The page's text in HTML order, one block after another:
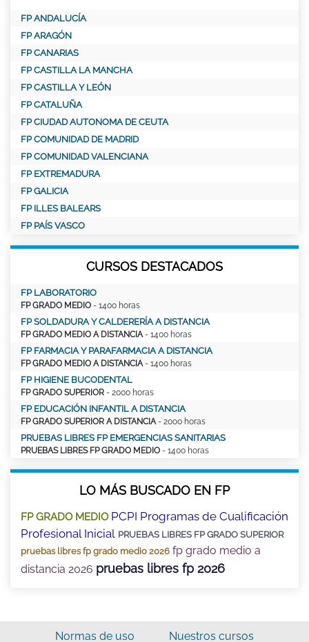
FP ANDALUCÍA
FP ARAGÓN
FP CANARIAS
FP CASTILLA LA MANCHA
FP CASTILLA Y LEÓN
FP CATALUÑA
FP CIUDAD AUTONOMA DE CEUTA
FP COMUNIDAD DE MADRID
FP COMUNIDAD VALENCIANA
FP EXTREMADURA
FP GALICIA
FP ILLES BALEARS
FP PAÍS VASCO
CURSOS DESTACADOS
FP LABORATORIO
FP GRADO MEDIO - 1400 horas
FP SOLDADURA Y CALDERERÍA A DISTANCIA
FP GRADO MEDIO A DISTANCIA - 1400 horas
FP FARMACIA Y PARAFARMACIA A DISTANCIA
FP GRADO MEDIO A DISTANCIA - 1400 horas
FP HIGIENE BUCODENTAL
FP GRADO SUPERIOR - 2000 horas
FP EDUCACIÓN INFANTIL A DISTANCIA
FP GRADO SUPERIOR A DISTANCIA - 2000 horas
PRUEBAS LIBRES FP EMERGENCIAS SANITARIAS
PRUEBAS LIBRES FP GRADO MEDIO - 1400 horas
LO MÁS BUSCADO EN FP
FP GRADO MEDIO PCPI Programas de Cualificación
Profesional Inicial PRUEBAS LIBRES FP GRADO SUPERIOR
pruebas libres fp grado medio 2026 fp grado medio a
distancia 2026 pruebas libres fp 2026
Normas de uso Nuestros cursos